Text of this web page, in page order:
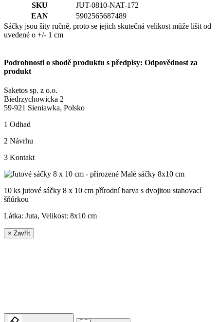
SKU
JUT-0810-NAT-172
EAN
5902565687489
Sáčky jsou šity ručně, proto se jejich skutečná velikost může lišit od
uvedené o +/- 1 cm
Podrobnosti o shodě produktu s předpisy: Odpovědnost za
produkt
Saketos sp. z o.o.
Biedrzychowicka 2
59-921 Sieniawka, Polsko
1 Odhad
2 Návrhu
3 Kontakt
10 ks jutové sáčky 8 x 10 cm přírodní barva s dvojitou stahovací
šňůrkou
Látka: Juta, Velikost: 8x10 cm
× Zavřít